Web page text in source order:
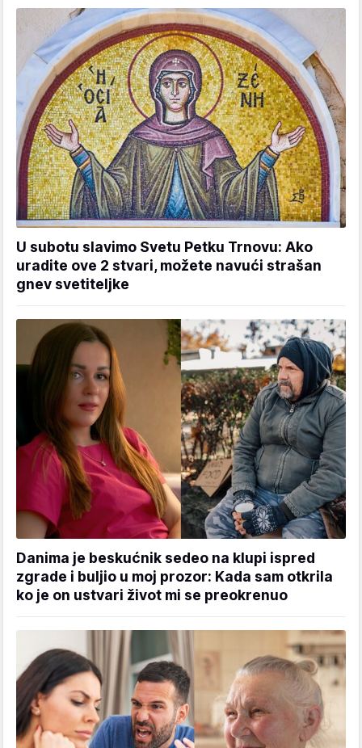
U subotu slavimo Svetu Petku Trnovu: Ako
uradite ove 2 stvari, možete navući strašan
gnev svetiteljke
Danima je beskućnik sedeo na klupi ispred
zgrade i buljio u moj prozor: Kada sam otkrila
ko je on ustvari život mi se preokrenuo